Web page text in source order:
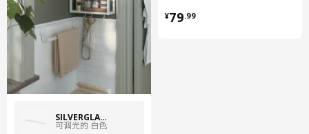
SILVERGLANS 西威葛兰
可调光的 白色
¥79.99
¥ 79.99